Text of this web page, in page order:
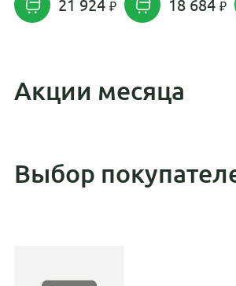
21 924 18 684
Акции месяца
Выбор